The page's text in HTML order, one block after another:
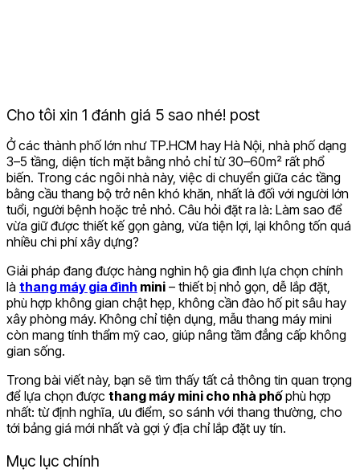
Cho tôi xin 1 đánh giá 5 sao nhé! post
Ở các thành phố lớn như TP.HCM hay Hà Nội, nhà phố dạng
3–5 tầng, diện tích mặt bằng nhỏ chỉ từ 30–60m² rất phổ
biến. Trong các ngôi nhà này, việc di chuyển giữa các tầng
bằng cầu thang bộ trở nên khó khăn, nhất là đối với người lớn
tuổi, người bệnh hoặc trẻ nhỏ. Câu hỏi đặt ra là: Làm sao để
vừa giữ được thiết kế gọn gàng, vừa tiện lợi, lại không tốn quá
nhiều chi phí xây dựng?
Giải pháp đang được hàng nghìn hộ gia đình lựa chọn chính
là thang máy gia đình mini – thiết bị nhỏ gọn, dễ lắp đặt,
phù hợp không gian chật hẹp, không cần đào hố pit sâu hay
xây phòng máy. Không chỉ tiện dụng, mẫu thang máy mini
còn mang tính thẩm mỹ cao, giúp nâng tầm đẳng cấp không
gian sống.
Trong bài viết này, bạn sẽ tìm thấy tất cả thông tin quan trọng
để lựa chọn được thang máy mini cho nhà phốphù hợp
nhất: từ định nghĩa, ưu điểm, so sánh với thang thường, cho
tới bảng giá mới nhất và gợi ý địa chỉ lắp đặt uy tín.
Mục lục chính